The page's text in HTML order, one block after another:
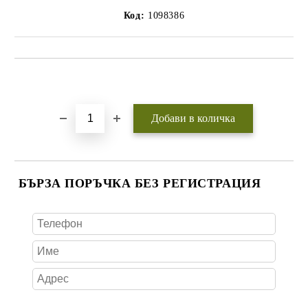
Код: 1098386
БЪРЗА ПОРЪЧКА БЕЗ РЕГИСТРАЦИЯ